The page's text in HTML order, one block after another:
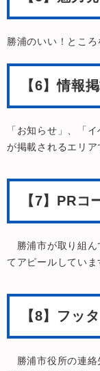
勝浦のいい！とこ
【6】情報
「お知らせ」、「
が掲載されるエリア
【7】PRコ
勝浦市が取り組ん
てアピールしていま
【8】フッタ
勝浦市役所の連絡